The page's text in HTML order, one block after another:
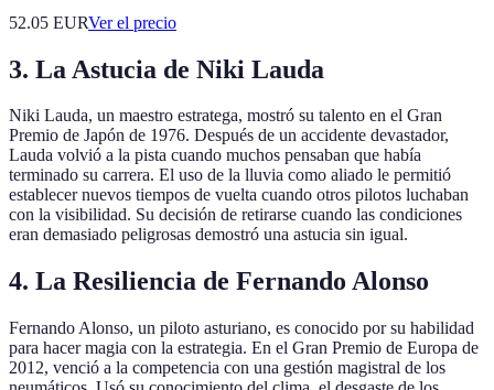
52.05 EURVer el precio
3. La Astucia de Niki Lauda
Niki Lauda, un maestro estratega, mostró su talento en el Gran
Premio de Japón de 1976. Después de un accidente devastador,
Lauda volvió a la pista cuando muchos pensaban que había
terminado su carrera. El uso de la lluvia como aliado le permitió
establecer nuevos tiempos de vuelta cuando otros pilotos luchaban
con la visibilidad. Su decisión de retirarse cuando las condiciones
eran demasiado peligrosas demostró una astucia sin igual.
4. La Resiliencia de Fernando Alonso
Fernando Alonso, un piloto asturiano, es conocido por su habilidad
para hacer magia con la estrategia. En el Gran Premio de Europa de
2012, venció a la competencia con una gestión magistral de los